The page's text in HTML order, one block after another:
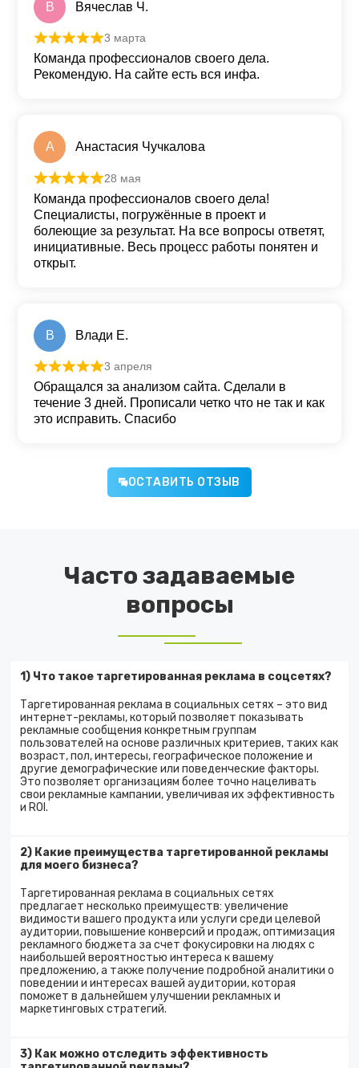
В Вячеслав Ч.
Оценка из 5
3 марта
Команда профессионалов своего дела.
Рекомендую. На сайте есть вся инфа.
А Анастасия Чучкалова
Оценка5 из 5
28 мая
Команда профессионалов своего дела!
Специалисты, погружённые в проект и
болеющие за результат. На все вопросы ответят,
инициативные. Весь процесс работы понятен и
открыт.
В Влади Е.
Оценка из 5
3 апреля
Обращался за анализом сайта. Сделали в
течение 3 дней. Прописали четко что не так и как
это исправить. Спасибо
ОСТАВИТЬ ОТЗЫВ
Часто задаваемые
вопросы
1) Что такое таргетированная реклама в соцсетях?
Таргетированная реклама в социальных сетях – это вид
интернет-рекламы, который позволяет показывать
рекламные сообщения конкретным группам
пользователей на основе различных критериев, таких как
возраст, пол, интересы, географическое положение и
другие демографические или поведенческие факторы.
Это позволяет организациям более точно нацеливать
свои рекламные кампании, увеличивая их эффективность
и ROI.
2) Какие преимущества таргетированной рекламы
для моего бизнеса?
Таргетированная реклама в социальных сетях
предлагает несколько преимуществ: увеличение
видимости вашего продукта или услуги среди целевой
аудитории, повышение конверсий и продаж, оптимизация
рекламного бюджета за счет фокусировки на людях с
наибольшей вероятностью интереса к вашему
предложению, а также получение подробной аналитики о
поведении и интересах вашей аудитории, которая
поможет в дальнейшем улучшении рекламных и
маркетинговых стратегий.
3) Как можно отследить эффективность